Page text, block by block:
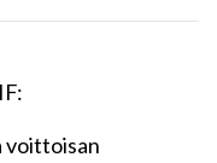
voittoisan